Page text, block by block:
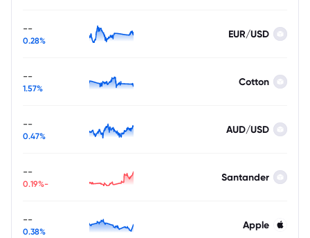
EUR/USD
--
0.28%
Cotton
--
1.57%
AUD/USD
--
0.47%
Santander
--
-0.19%
Apple
--
0.38%